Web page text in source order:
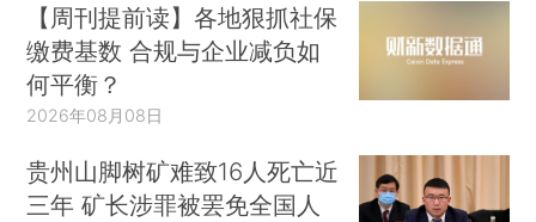
【周刊提前读】各地狠抓社保
缴费基数 合规与企业减负如
何平衡？
2026年08月08日
贵州山脚树矿难致16人死亡近
三年 矿长涉罪被罢免全国人